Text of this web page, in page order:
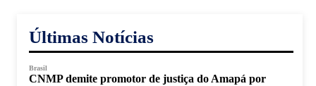
Últimas Notícias
Brasil
CNMP demite promotor de justiça do Amapá por